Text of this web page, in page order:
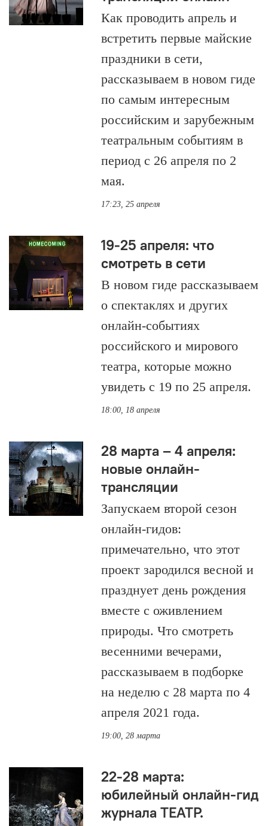
Как проводить апрель и
встретить первые майские
праздники в сети,
рассказываем в новом гиде
по самым интересным
российским и зарубежным
театральным событиям в
период с 26 апреля по 2
мая.
17:23, 25 апреля
19-25 апреля: что
смотреть в сети
В новом гиде рассказываем
о спектаклях и других
онлайн-событиях
российского и мирового
театра, которые можно
увидеть с 19 по 25 апреля.
18:00, 18 апреля
28 марта – 4 апреля:
новые онлайн-
трансляции
Запускаем второй сезон
онлайн-гидов:
примечательно, что этот
проект зародился весной и
празднует день рождения
вместе с оживлением
природы. Что смотреть
весенними вечерами,
рассказываем в подборке
на неделю с 28 марта по 4
апреля 2021 года.
19:00, 28 марта
22-28 марта:
юбилейный онлайн-гид
журнала ТЕАТР.